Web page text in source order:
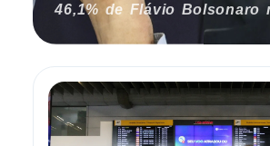
46,1% de Flávio Bolsonaro